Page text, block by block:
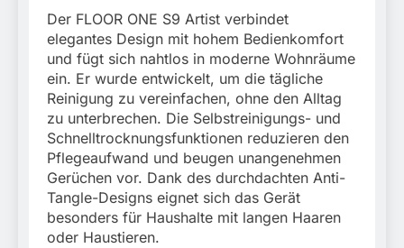
Der FLOOR ONE S9 Artist verbindet
elegantes Design mit hohem Bedienkomfort
und fügt sich nahtlos in moderne Wohnräume
ein. Er wurde entwickelt, um die tägliche
Reinigung zu vereinfachen, ohne den Alltag
zu unterbrechen. Die Selbstreinigungs- und
Schnelltrocknungsfunktionen reduzieren den
Pflegeaufwand und beugen unangenehmen
Gerüchen vor. Dank des durchdachten Anti-
Tangle-Designs eignet sich das Gerät
besonders für Haushalte mit langen Haaren
oder Haustieren.